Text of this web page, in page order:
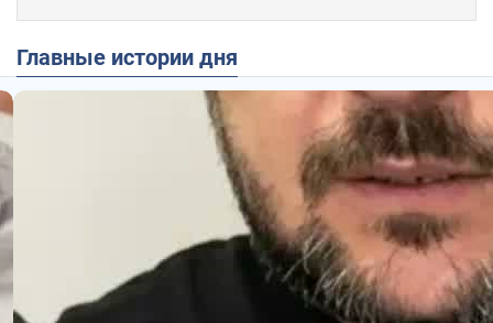
Главные истории дня